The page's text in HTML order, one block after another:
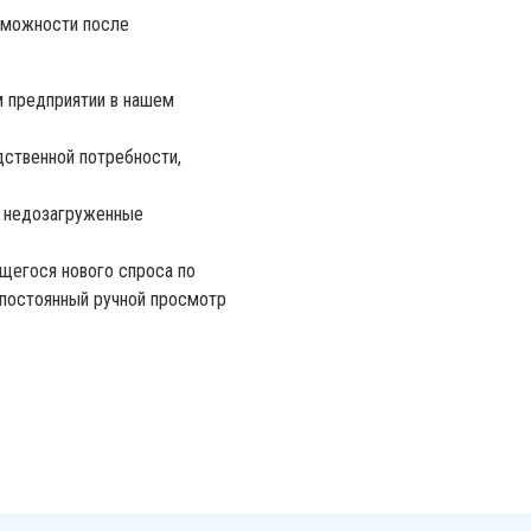
после
предприятии в нашем
потребности,
недозагруженные
нового спроса по
ручной просмотр